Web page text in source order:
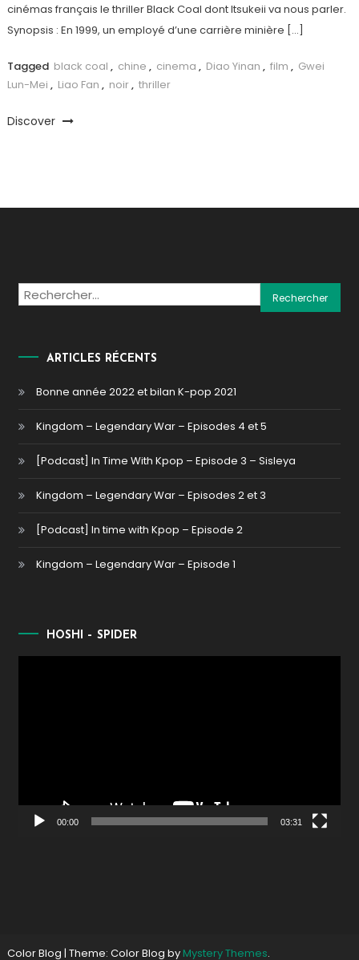
cinémas français le thriller Black Coal dont Itsukeii va nous parler.
Synopsis : En 1999, un employé d’une carrière minière […]
Tagged black coal , chine , cinema , Diao Yinan , film , Gwei
Lun-Mei , Liao Fan , noir, thriller
Discover
Rechercher :
ARTICLES RÉCENTS
Bonne année 2022 et bilan K-pop 2021
Kingdom – Legendary War – Episodes 4 et 5
[Podcast] In Time With Kpop – Episode 3 – Sisleya
Kingdom – Legendary War – Episodes 2 et 3
[Podcast] In time with Kpop – Episode 2
Kingdom – Legendary War – Episode 1
HOSHI – SPIDER
00:00 03:31
Color Blog | Theme: Color Blog by Mystery Themes.